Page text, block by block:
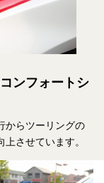
ンフォートシ
からツーリングの
させています。